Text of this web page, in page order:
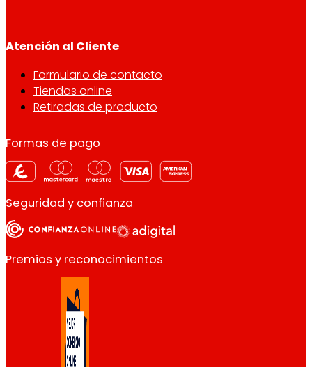
Atención al Cliente
Formulario de contacto
Tiendas online
Retiradas de producto
Formas de pago
Seguridad y confianza
Premios y reconocimientos